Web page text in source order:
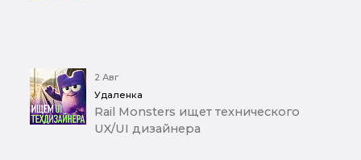
2 Авг
Удаленка
Rail Monsters ищет технического
UX/UI дизайнера